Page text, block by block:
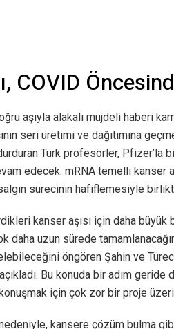
COVID
aşıyla alakalı müjdeli haberi
seri üretimi ve dağıtımına
Türk profesörler,
edecek. mRNA temelli kanser
salgın sürecinin hafiflemesiyle
kanser aşısı için daha büyük
daha uzun sürede
öngören Şahin ve
açıkladı. Bu konuda bir adım
için çok zor bir proje
kansere çözüm bulma